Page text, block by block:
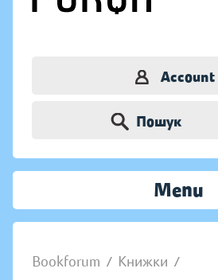
Account
Пошук
Menu
Bookforum / Книжки /